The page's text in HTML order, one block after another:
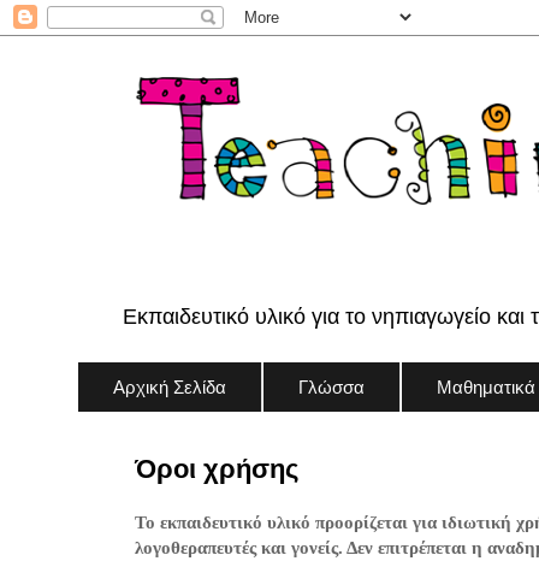
Εκπαιδευτικό υλικό για το νηπιαγωγείο και
Αρχική Σελίδα Γλώσσα Μαθηματικά
Όροι χρήσης
Το εκπαιδευτικό υλικό προορίζεται για ιδιωτική
λογοθεραπευτές και γονείς. Δεν επιτρέπεται η